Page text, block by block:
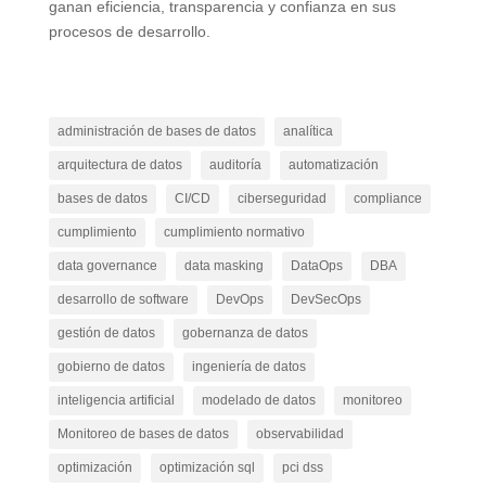
ganan eficiencia, transparencia y confianza en sus
procesos de desarrollo.
administración de bases de datos analítica
arquitectura de datos auditoría automatización
bases de datos CI/CD ciberseguridad compliance
cumplimiento cumplimiento normativo
data governance data masking DataOps DBA
desarrollo de software DevOps DevSecOps
gestión de datos gobernanza de datos
gobierno de datos ingeniería de datos
inteligencia artificial modelado de datos monitoreo
Monitoreo de bases de datos observabilidad
optimización optimización sql pci dss